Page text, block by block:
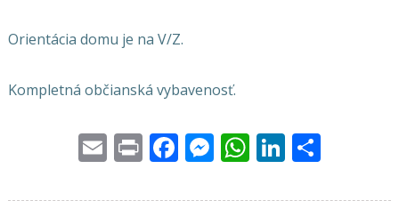
Orientácia domu je na V/Z.
Kompletná občianská vybavenosť.
EmailPrintFacebook
Messenger
WhatsApp
LinkedIn